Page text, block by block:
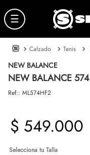
☰
Calzado Tenis
NEW BALANCE
NEW BALANCE 574
Ref:: ML574HF2
$ 549.000
Talla